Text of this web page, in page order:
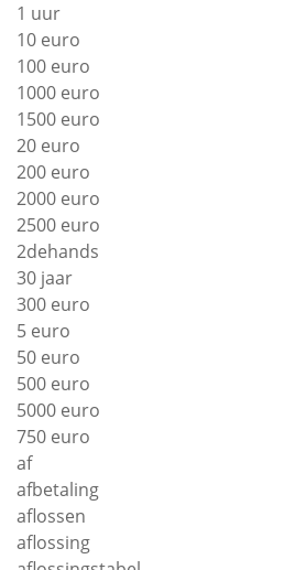
1 uur
10 euro
100 euro
1000 euro
1500 euro
20 euro
200 euro
2000 euro
2500 euro
2dehands
30 jaar
300 euro
5 euro
50 euro
500 euro
5000 euro
750 euro
af
afbetaling
aflossen
aflossing